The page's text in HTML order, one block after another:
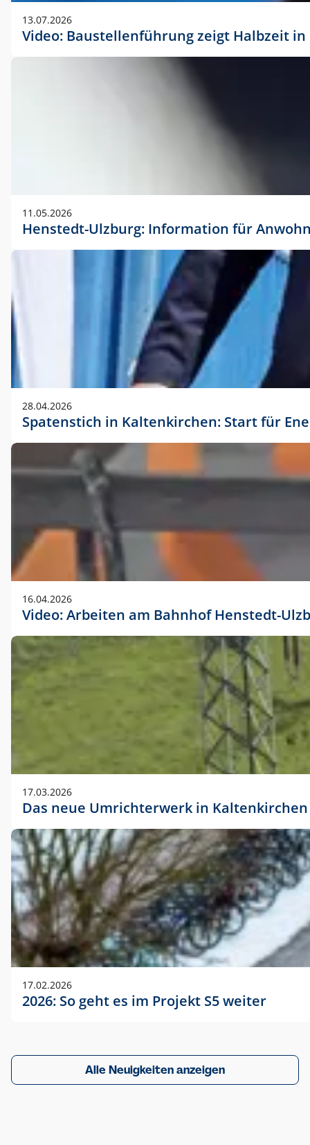
13.07.2026
Video: Baustellenführung zeigt Halbzeit
11.05.2026
Henstedt-Ulzburg: Information für
28.04.2026
Spatenstich in Kaltenkirchen: Start für
16.04.2026
Video: Arbeiten am Bahnhof Henstedt-
17.03.2026
Das neue Umrichterwerk in Kaltenkirchen
17.02.2026
2026: So geht es im Projekt S5 weiter
Alle Neuigkeiten anzeigen